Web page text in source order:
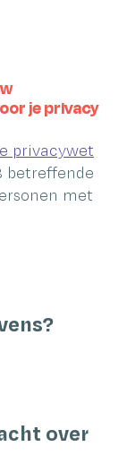
je privacy
privacywet
betreffende
met
over